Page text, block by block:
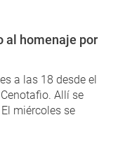
al homenaje por
a las 18 desde el
Allí se
miércoles se